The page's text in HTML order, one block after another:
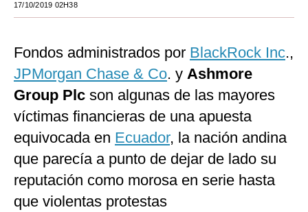
EEUU
México
España
Internacional
Tecnología
Club del Suscriptor
17/10/2019 02H38
Fondos administrados por BlackRock Inc.,
JPMorgan Chase & Co. y Ashmore
Group Plc son algunas de las mayores
víctimas financieras de una apuesta
equivocada en Ecuador, la nación andina
que parecía a punto de dejar de lado su
reputación como morosa en serie hasta
que violentas protestas